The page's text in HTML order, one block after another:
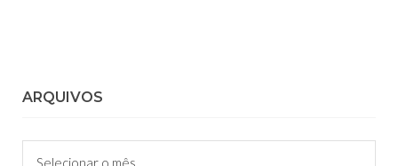
ARQUIVOS
Arquivos